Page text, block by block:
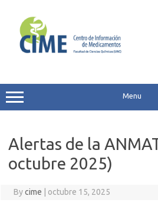
content
Menu
Alertas de la
octubre 2025)
Bycime octubre 15, 2025